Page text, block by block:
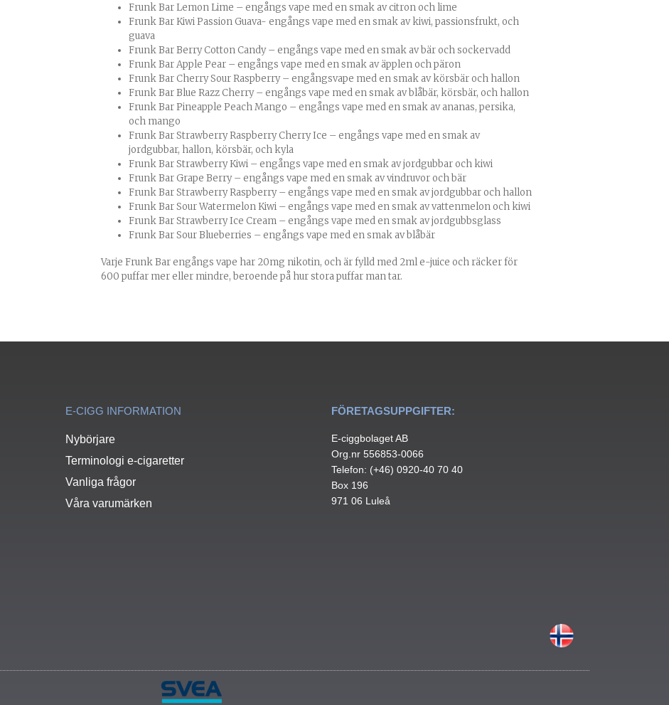
Frunk Bar Lemon Lime – engångs vape med en smak av citron och lime
Frunk Bar Kiwi Passion Guava- engångs vape med en smak av kiwi, passionsfrukt, och
guava
Frunk Bar Berry Cotton Candy – engångs vape med en smak av bär och sockervadd
Frunk Bar Apple Pear – engångs vape med en smak av äpplen och päron
Frunk Bar Cherry Sour Raspberry – engångsvape med en smak av körsbär och hallon
Frunk Bar Blue Razz Cherry – engångs vape med en smak av blåbär, körsbär, och hallon
Frunk Bar Pineapple Peach Mango – engångs vape med en smak av ananas, persika,
och mango
Frunk Bar Strawberry Raspberry Cherry Ice – engångs vape med en smak av
jordgubbar, hallon, körsbär, och kyla
Frunk Bar Strawberry Kiwi – engångs vape med en smak av jordgubbar och kiwi
Frunk Bar Grape Berry – engångs vape med en smak av vindruvor och bär
Frunk Bar Strawberry Raspberry – engångs vape med en smak av jordgubbar och hallon
Frunk Bar Sour Watermelon Kiwi – engångs vape med en smak av vattenmelon och kiwi
Frunk Bar Strawberry Ice Cream – engångs vape med en smak av jordgubbsglass
Frunk Bar Sour Blueberries – engångs vape med en smak av blåbär
Varje Frunk Bar engångs vape har 20mg nikotin, och är fylld med 2ml e-juice och räcker för
600 puffar mer eller mindre, beroende på hur stora puffar man tar.
E-CIGG INFORMATION
Nybörjare
Terminologi e-cigaretter
Vanliga frågor
Våra varumärken
FÖRETAGSUPPGIFTER:
E-ciggbolaget AB
Org.nr 556853-0066
Telefon: (+46) 0920-40 70 40
Box 196
971 06 Luleå